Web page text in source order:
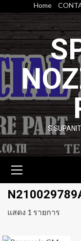
content
Home
Menu
แสดง 1 รายการ